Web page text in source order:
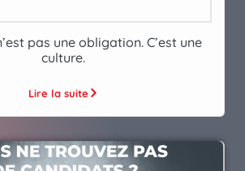
pas une obligation. C’est une
culture.
Lire la suite